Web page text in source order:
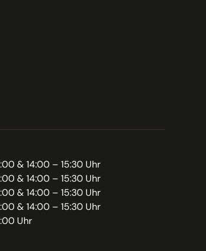
& 14:00 – 15:30 Uhr
& 14:00 – 15:30 Uhr
& 14:00 – 15:30 Uhr
& 14:00 – 15:30 Uhr
Uhr